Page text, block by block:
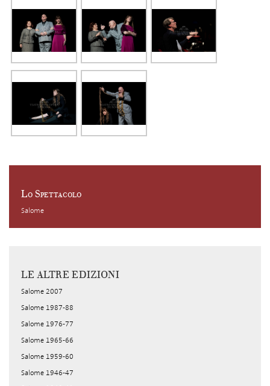
Lo Spettacolo
Salome
LE ALTRE EDIZIONI
Salome 2007
Salome 1987-88
Salome 1976-77
Salome 1965-66
Salome 1959-60
Salome 1946-47